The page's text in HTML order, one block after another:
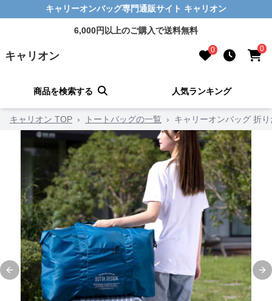
キャリーオンバッグ専門通販サイト キャリオン
6,000円以上のご購入で送料無料
キャリオン 0 0
商品を検索する 人気ランキング
キャリオン TOP › トートバッグの一覧 › キャリーオンバッグ 折
Previous slide